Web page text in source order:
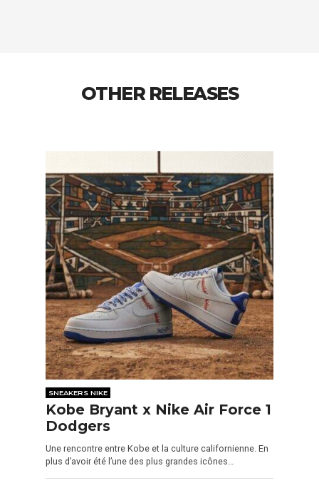
OTHER RELEASES
SNEAKERS NIKE
Kobe Bryant x Nike Air Force 1
Dodgers
Une rencontre entre Kobe et la culture californienne. En
plus d’avoir été l’une des plus grandes icônes…